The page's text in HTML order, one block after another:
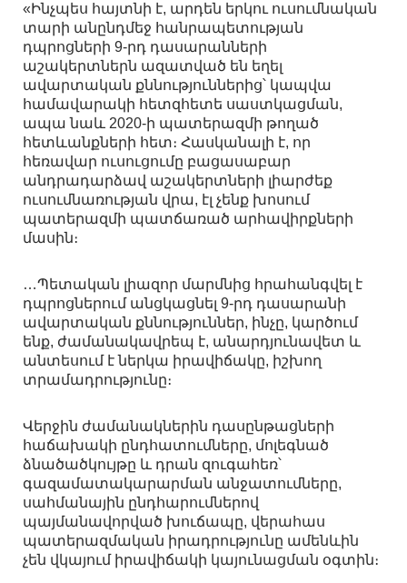
«Ինչպես հայտնի է, արդեն երկու ուսումնական
տարի անընդմեջ հանրապետության
դպրոցների 9-րդ դասարանների
աշակերտներն ազատված են եղել
ավարտական քննություններից՝ կապվա
համավարակի հետզհետե սաստկացման,
ապա նաև 2020-ի պատերազմի թողած
հետևանքների հետ։ Հասկանալի է, որ
հեռավար ուսուցումը բացասաբար
անդրադարձավ աշակերտների լիարժեք
ուսումնառության վրա, էլ չենք խոսում
պատերազմի պատճառած արհավիրքների
մասին։
…Պետական լիազոր մարմնից հրահանգվել է
դպրոցներում անցկացնել 9-րդ դասարանի
ավարտական քննություններ, ինչը, կարծում
ենք, ժամանակավրեպ է, անարդյունավետ և
անտեսում է ներկա իրավիճակը, իշխող
տրամադրությունը։
Վերջին ժամանակներին դասընթացների
հաճախակի ընդհատումները, մոլեգնած
ձնածածկույթը և դրան զուգահեռ՝
գազամատակարարման անջատումները,
սահմանային ընդհարումներով
պայմանավորված խուճապը, վերահաս
պատերազմական իրադրությունը ամենևին
չեն վկայում իրավիճակի կայունացման օգտին։